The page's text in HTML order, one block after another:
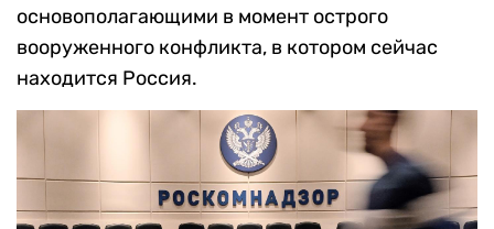
основополагающими в момент острого
вооруженного конфликта, в котором сейчас
находится Россия.